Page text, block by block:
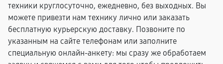
техники круглосуточно, ежедневно, без выходных. Вы
можете привезти нам технику лично или заказать
бесплатную курьерскую доставку. Позвоните по
указанным на сайте телефонам или заполните
специальную онлайн-анкету: мы сразу же обработаем